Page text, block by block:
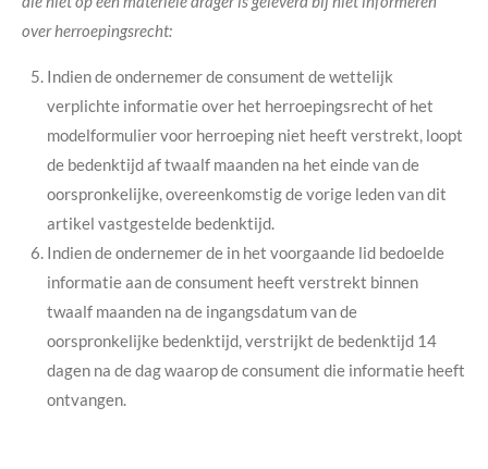
over herroepingsrecht:
Indien de ondernemer de consument de wettelijk
verplichte informatie over het herroepingsrecht of het
modelformulier voor herroeping niet heeft verstrekt, loopt
de bedenktijd af twaalf maanden na het einde van de
oorspronkelijke, overeenkomstig de vorige leden van dit
artikel vastgestelde bedenktijd.
Indien de ondernemer de in het voorgaande lid bedoelde
informatie aan de consument heeft verstrekt binnen
twaalf maanden na de ingangsdatum van de
oorspronkelijke bedenktijd, verstrijkt de bedenktijd 14
dagen na de dag waarop de consument die informatie heeft
ontvangen.